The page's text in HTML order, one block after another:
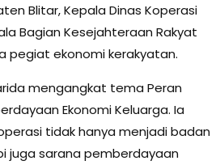
Blitar, Kepala Dinas Koperasi
Bagian Kesejahteraan Rakyat
pegiat ekonomi kerakyatan.
mengangkat tema Peran
Ekonomi Keluarga. Ia
tidak hanya menjadi badan
juga sarana pemberdayaan